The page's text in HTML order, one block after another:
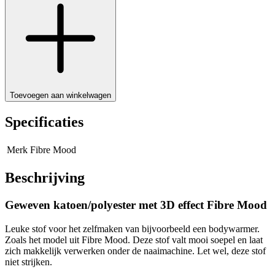
Toevoegen aan winkelwagen
Specificaties
Merk Fibre Mood
Beschrijving
Geweven katoen/polyester met 3D effect Fibre Mood
Leuke stof voor het zelfmaken van bijvoorbeeld een bodywarmer.
Zoals het model uit Fibre Mood. Deze stof valt mooi soepel en laat
zich makkelijk verwerken onder de naaimachine. Let wel, deze stof
niet strijken.